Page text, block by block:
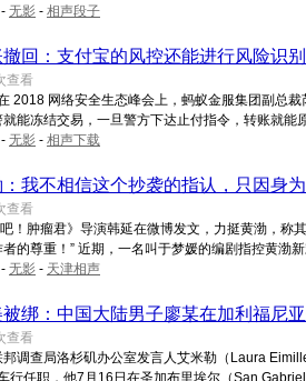
- 无影 - 相声段子
回：支付宝的风控还能进行风险识
查看
2018 网络安全生态峰会上，蚂蚁金服集团副总
能冻结交易，一旦警方下达止付指令，转账就能
- 无影 - 相声下载
我不相信这个抄袭的指认，只因身
查看
！肿瘤君》导演韩延在微博发文，力挺黄渤，称
的尊重！” 近期，一名叫于梦媛的编剧指控黄渤
- 无影 - 天津相声
绑：中国大陆男子廖某在加利福尼
查看
调查局洛杉矶办公室发言人艾米勒（Laura
行任职，他7月16日在圣加布里埃尔（San